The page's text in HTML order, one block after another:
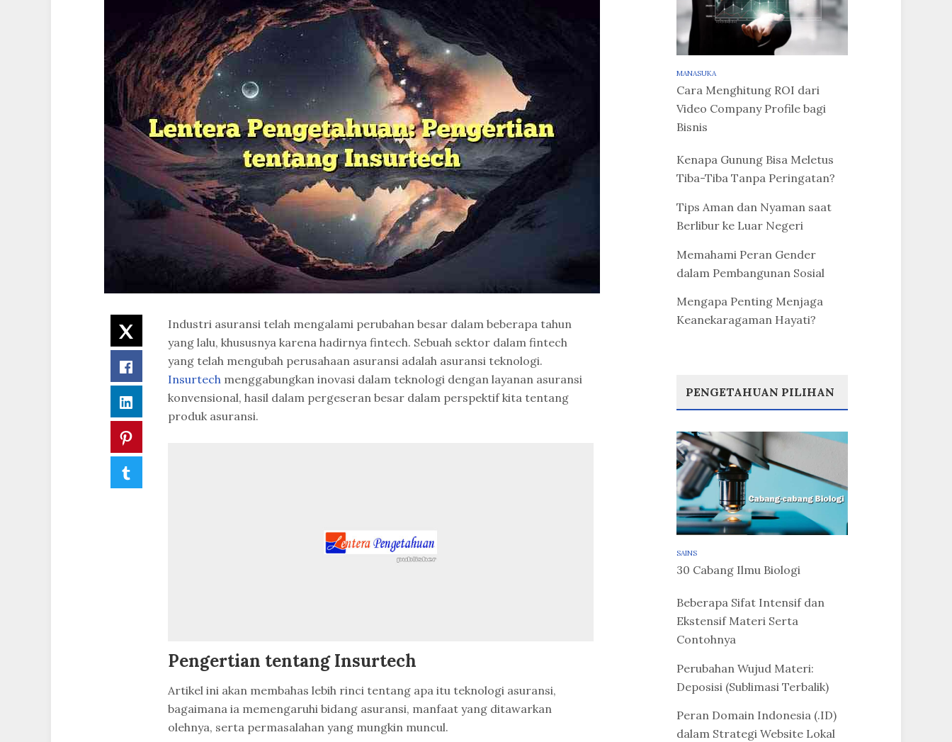
Twitter
Facebook
LinkedIn
Industri asuransi telah mengalami perubahan besar dalam beberapa tahun
yang lalu, khususnya karena hadirnya fintech. Sebuah sektor dalam fintech
yang telah mengubah perusahaan asuransi adalah asuransi teknologi.
Insurtech menggabungkan inovasi dalam teknologi dengan layanan asuransi
konvensional, hasil dalam pergeseran besar dalam perspektif kita tentang
produk asuransi.
Pengertian tentang Insurtech
Artikel ini akan membahas lebih rinci tentang apa itu teknologi asuransi,
bagaimana ia memengaruhi bidang asuransi, manfaat yang ditawarkan
olehnya, serta permasalahan yang mungkin muncul.
MANASUKA
Cara Menghitung ROI dari
Video Company Profile bagi
Bisnis
Kenapa Gunung Bisa Meletus
Tiba-Tiba Tanpa Peringatan?
Tips Aman dan Nyaman saat
Berlibur ke Luar Negeri
Memahami Peran Gender
dalam Pembangunan Sosial
Mengapa Penting Menjaga
Keanekaragaman Hayati?
PENGETAHUAN PILIHAN
SAINS
30 Cabang Ilmu Biologi
Beberapa Sifat Intensif dan
Ekstensif Materi Serta
Contohnya
Perubahan Wujud Materi:
Deposisi (Sublimasi Terbalik)
Peran Domain Indonesia (.ID)
dalam Strategi Website Lokal